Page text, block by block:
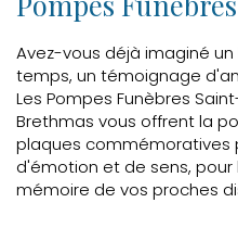
Avez-vous déjà imaginé
temps, un témoignage
Les Pompes Funèbres
Brethmas vous offrent la
plaques commémoratives
d'émotion et de sens,
mémoire de vos proches